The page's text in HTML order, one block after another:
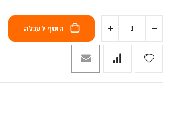
הוסף לעגלה